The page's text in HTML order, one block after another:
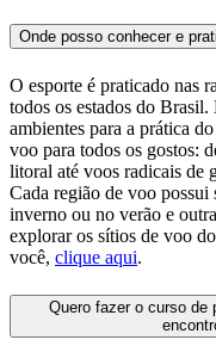
Onde posso conhecer e
O esporte é praticado nas
todos os estados do
ambientes para a prática
voo para todos os gostos:
litoral até voos radicais de
Cada região de voo
inverno ou no verão e
explorar os sítios de voo
você, clique aqui.
Quero fazer o curso de